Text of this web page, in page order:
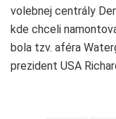
volebnej centrály
kde chceli
bola tzv. aféra
prezident USA